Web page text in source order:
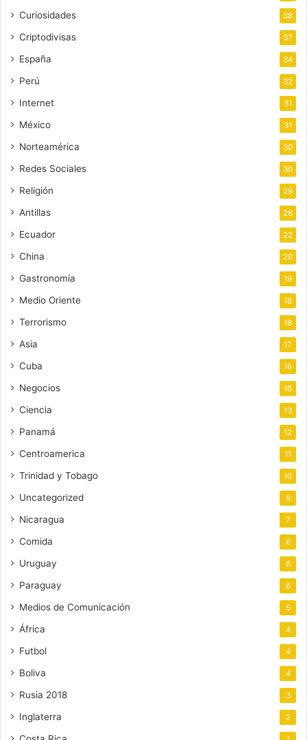
Curiosidades 38
Criptodivisas 37
España 34
Perú 32
Internet 31
México 31
Norteamérica 30
Redes Sociales 30
Religión 29
Antillas 26
Ecuador 22
China 20
Gastronomía 19
Medio Oriente 18
Terrorismo 18
Asia 17
Cuba 16
Negocios 16
Ciencia 13
Panamá 12
Centroamerica 11
Trinidad y Tobago 10
Uncategorized 9
Nicaragua 7
Comida 6
Uruguay 6
Paraguay 6
Medios de Comunicación 5
África 4
Futbol 4
Boliva 4
Rusia 2018 3
Inglaterra 2